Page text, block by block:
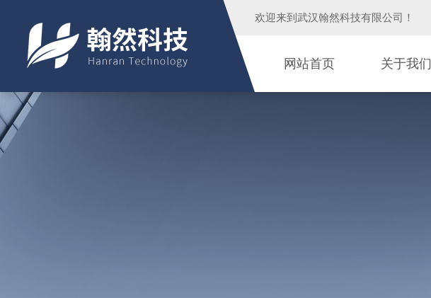
欢迎来到 武汉翰然科技有限公司 ！
网站首页 关于我们